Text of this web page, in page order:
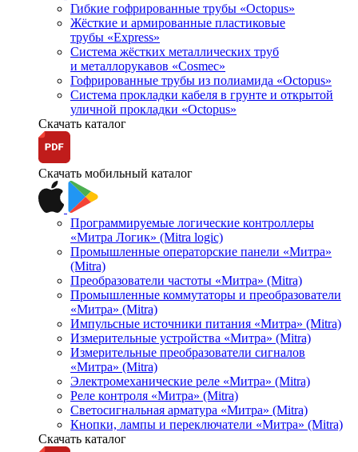
Гибкие гофрированные трубы «Octopus»
Жёсткие и армированные пластиковые
трубы «Express»
Система жёстких металлических труб
и металлорукавов «Cosmec»
Гофрированные трубы из полиамида «Octopus»
Система прокладки кабеля в грунте и открытой
уличной прокладки «Octopus»
Скачать каталог
Скачать мобильный каталог
Программируемые логические контроллеры
«Митра Логик» (Mitra logic)
Промышленные операторские панели «Митра»
(Mitra)
Преобразователи частоты «Митра» (Mitra)
Промышленные коммутаторы и преобразователи
«Митра» (Mitra)
Импульсные источники питания «Митра» (Mitra)
Измерительные устройства «Митра» (Mitra)
Измерительные преобразователи сигналов
«Митра» (Mitra)
Электромеханические реле «Митра» (Mitra)
Реле контроля «Митра» (Mitra)
Светосигнальная арматура «Митра» (Mitra)
Кнопки, лампы и переключатели «Митра» (Mitra)
Скачать каталог